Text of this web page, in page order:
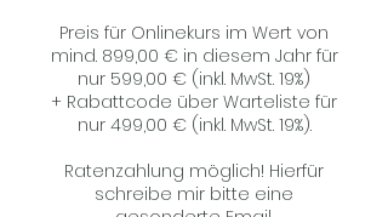
Preis für Onlinekurs im Wert von
mind. 899,00 € in diesem Jahr für
nur 599,00 € (inkl. MwSt. 19%)
+ Rabattcode über Warteliste für
nur 499,00 € (inkl. MwSt. 19%).
Ratenzahlung möglich! Hierfür
schreibe mir bitte eine